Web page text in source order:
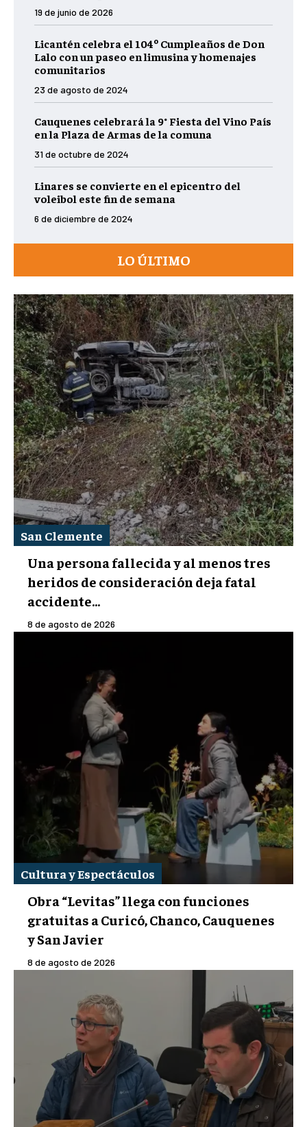
19 de junio de 2026
Licantén celebra el 104º Cumpleaños de Don
Lalo con un paseo en limusina y homenajes
comunitarios
23 de agosto de 2024
Cauquenes celebrará la 9° Fiesta del Vino País
en la Plaza de Armas de la comuna
31 de octubre de 2024
Linares se convierte en el epicentro del
voleibol este fin de semana
6 de diciembre de 2024
LO ÚLTIMO
San Clemente
Una persona fallecida y al menos tres
heridos de consideración deja fatal
accidente...
8 de agosto de 2026
Cultura y Espectáculos
Obra “Levitas” llega con funciones
gratuitas a Curicó, Chanco, Cauquenes
y San Javier
8 de agosto de 2026